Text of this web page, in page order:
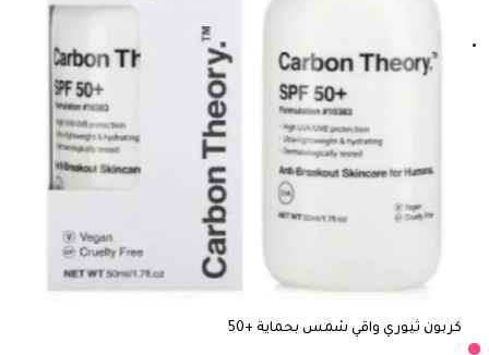
كربون ثيوري واقي شمس بحماية +50